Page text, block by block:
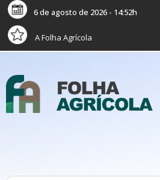
6 de agosto de 2026 - 14:52h
A Folha Agrícola